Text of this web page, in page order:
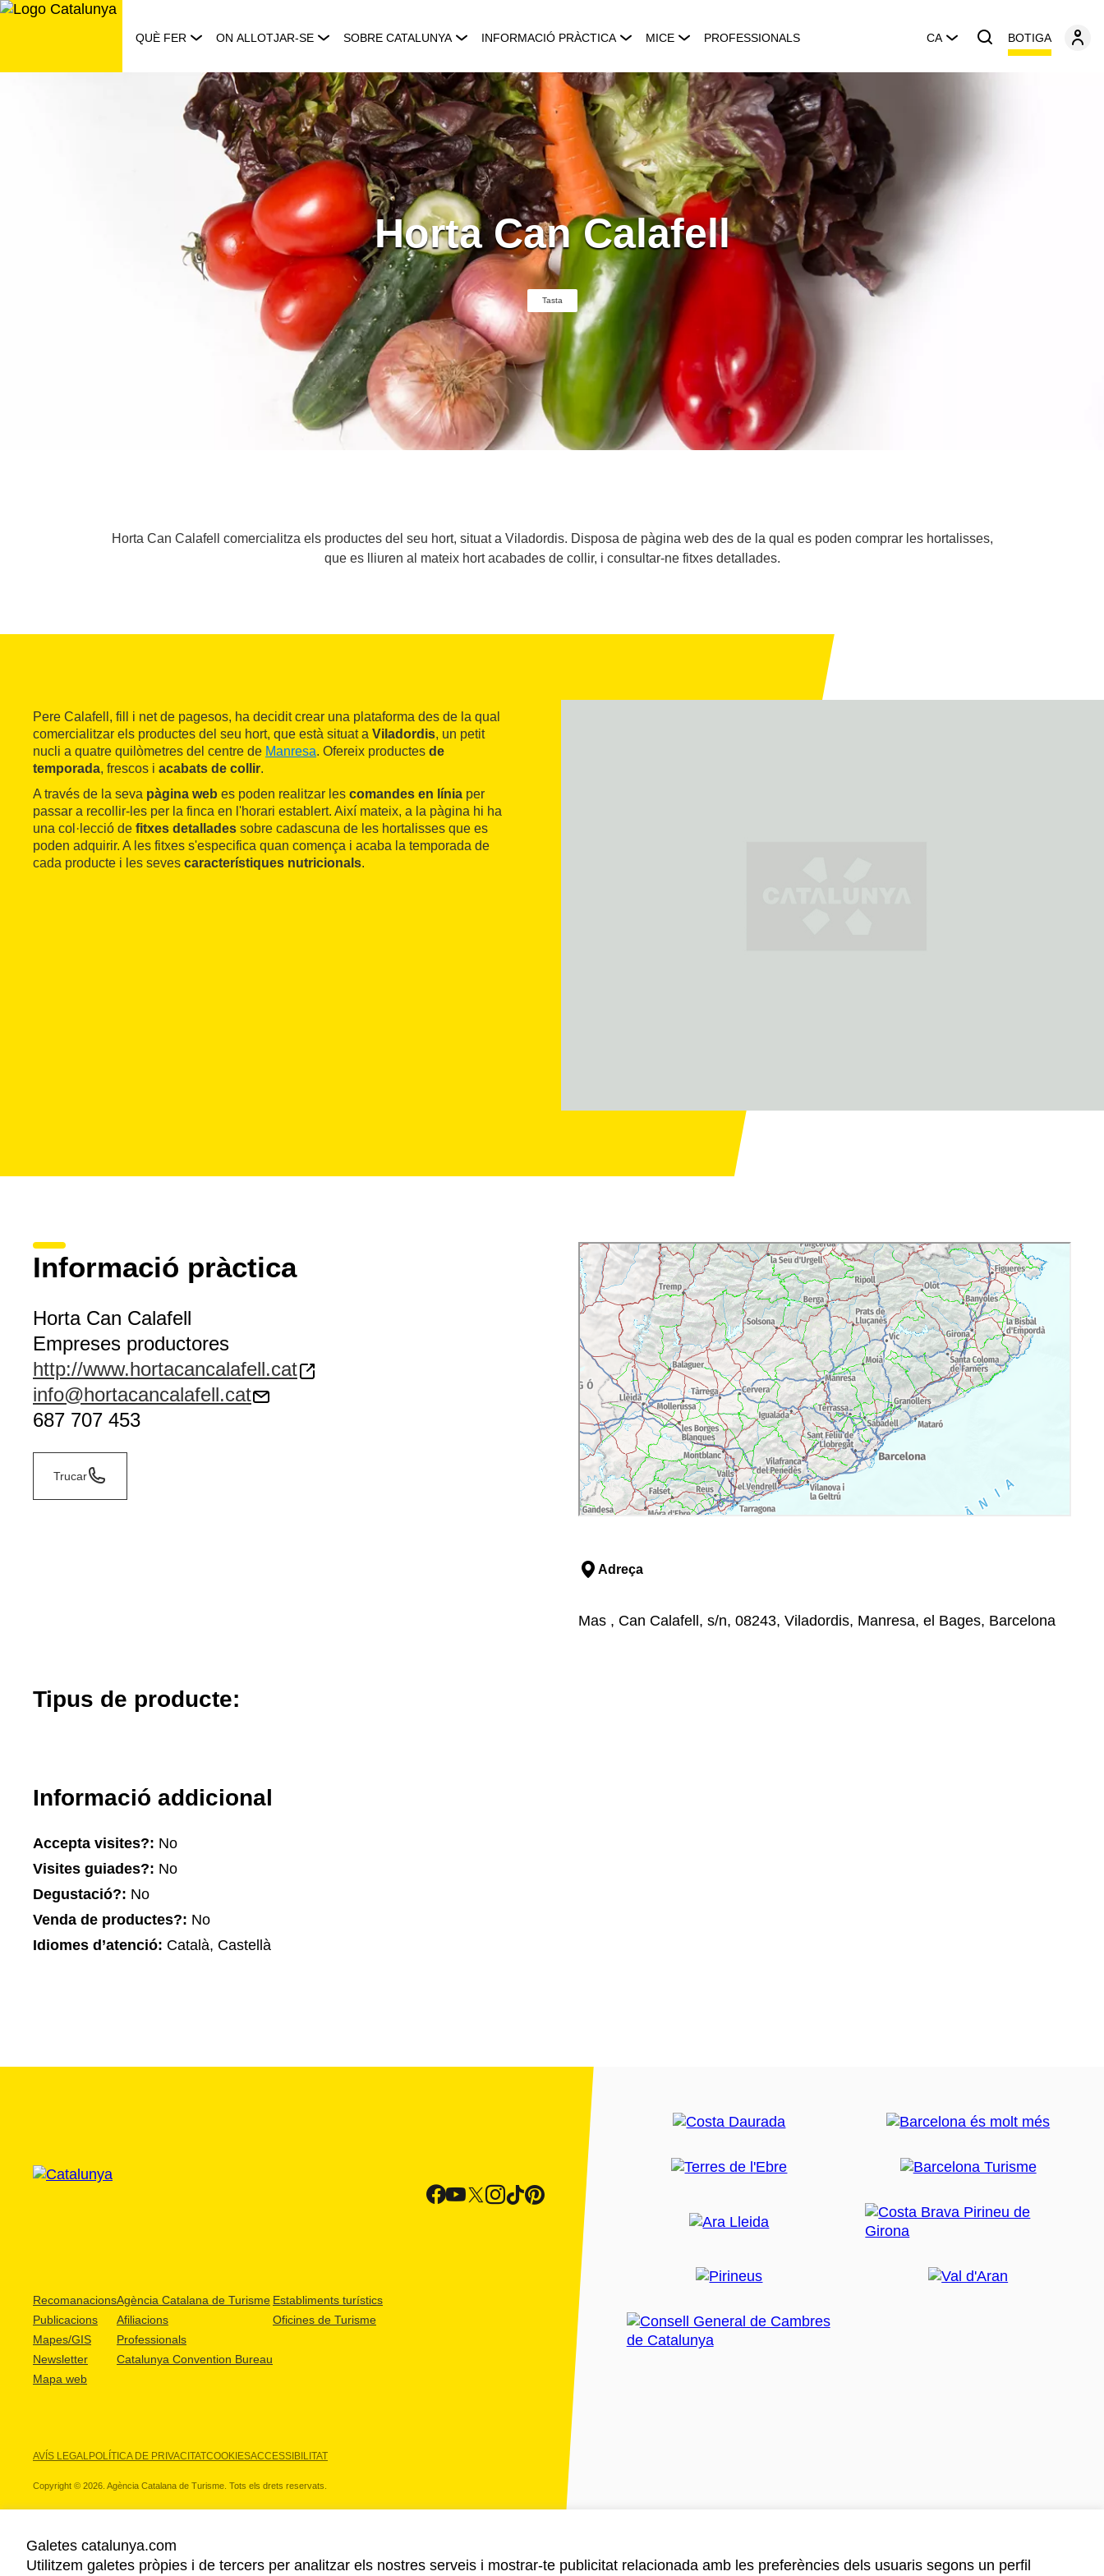
Saltar
QUÈ FER ON ALLOTJAR-SE SOBRE CATALUNYA INFORMACIÓ PRÀCTICA MICE PROFESSIONALS CA BOTIGA
Horta Can Calafell
Tasta
Horta Can Calafell comercialitza els productes del seu hort, situat a Viladordis. Disposa de pàgina web des de la qual es poden comprar les hortalisses,
que es lliuren al mateix hort acabades de collir, i consultar-ne fitxes detallades.
Pere Calafell, fill i net de pagesos, ha decidit crear una plataforma des de la qual
comercialitzar els productes del seu hort, que està situat a Viladordis, un petit
nucli a quatre quilòmetres del centre de Manresa. Ofereix productes de
temporada, frescos i acabats de collir.
A través de la seva pàgina web es poden realitzar les comandes en línia per
passar a recollir-les per la finca en l'horari establert. Així mateix, a la pàgina hi ha
una col·lecció de fitxes detallades sobre cadascuna de les hortalisses que es
poden adquirir. A les fitxes s'especifica quan comença i acaba la temporada de
cada producte i les seves característiques nutricionals.
Informació pràctica
Horta Can Calafell
Empreses productores
http://www.hortacancalafell.cat
info@hortacancalafell.cat
687 707 453
Trucar
Adreça
Mas , Can Calafell, s/n, 08243, Viladordis, Manresa, el Bages, Barcelona
Tipus de producte:
Informació addicional
Accepta visites?: No
Visites guiades?: No
Degustació?: No
Venda de productes?: No
Idiomes d’atenció: Català, Castellà
Recomanacions
Publicacions
Mapes/GIS
Newsletter
Mapa web
Agència Catalana de Turisme
Afiliacions
Professionals
Catalunya Convention Bureau
Establiments turístics
Oficines de Turisme
AVÍS LEGALPOLÍTICA DE PRIVACITATCOOKIESACCESSIBILITAT
Copyright © 2026. Agència Catalana de Turisme. Tots els drets reservats.
Galetes catalunya.com
Utilitzem galetes pròpies i de tercers per analitzar els nostres serveis i mostrar-te publicitat relacionada amb les preferències dels usuaris segons un perfil